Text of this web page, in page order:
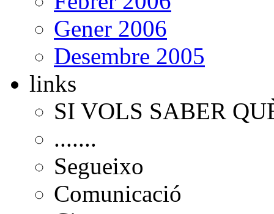
Gener 2006
Desembre 2005
links
SI VOLS SABER
.......
Segueixo
Comunicació